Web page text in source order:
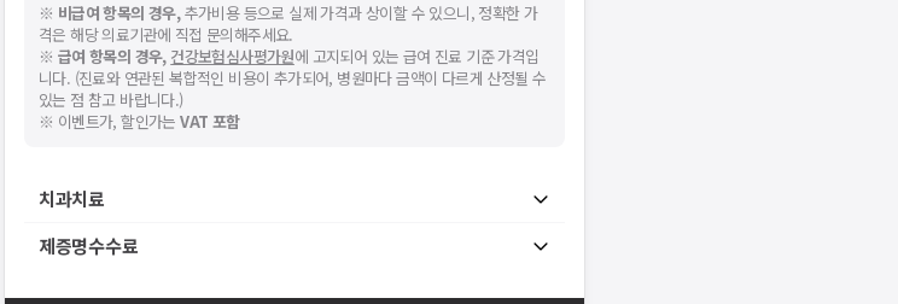
※ 비급여 항목의 경우,추가비용 등으로 실제 가격과 상이할 수 있으니, 정확한 가
격은 해당 의료기관에 직접 문의해주세요.
※ 급여 항목의 경우, 건강보험심사평가원에 고지되어 있는 급여 진료 기준 가격입
니다. (진료와 연관된 복합적인 비용이 추가되어, 병원마다 금액이 다르게 산정될 수
있는 점 참고 바랍니다.)
※ 이벤트가, 할인가는VAT 포함
치과치료
제증명수수료